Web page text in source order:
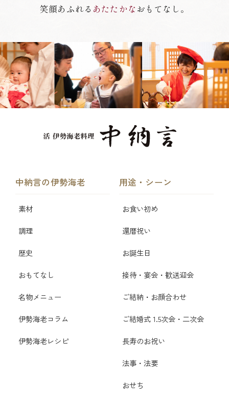
笑顔あふれる あたたかな おもてなし。
中納言の伊勢海老
素材
調理
歴史
おもてなし
名物メニュー
伊勢海老コラム
伊勢海老レシピ
用途・シーン
お食い初め
還暦祝い
お誕生日
接待・宴会・歓送迎会
ご結納・お顔合わせ
ご結婚式 1.5次会・二次会
長寿のお祝い
法事・法要
おせち